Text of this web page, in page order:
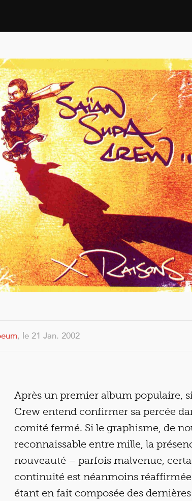
, le 21 Jan. 2002
Après un premier album populaire,
Crew entend confirmer sa percée
comité fermé. Si le graphisme, de
reconnaissable entre mille, la
nouveauté – parfois malvenue,
continuité est néanmoins
étant en fait composée des